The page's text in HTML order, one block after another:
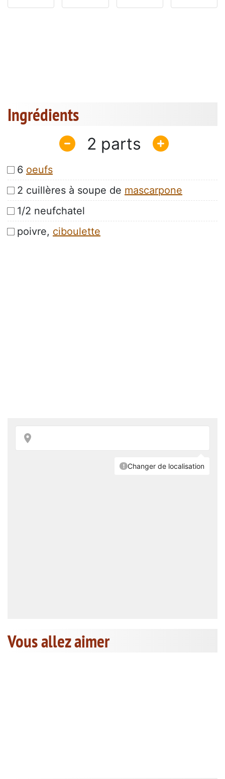
Ingrédients
2
6 oeufs
2 cuillères à soupe de mascarpone
1/2 neufchatel
poivre, ciboulette
Vous allez aimer